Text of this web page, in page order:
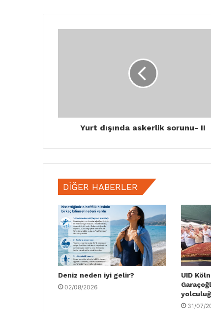
Yurt dışında askerlik sorunu- II
DIĞER HABERLER
Deniz neden iyi gelir?
02/08/2026
UID
31/07/